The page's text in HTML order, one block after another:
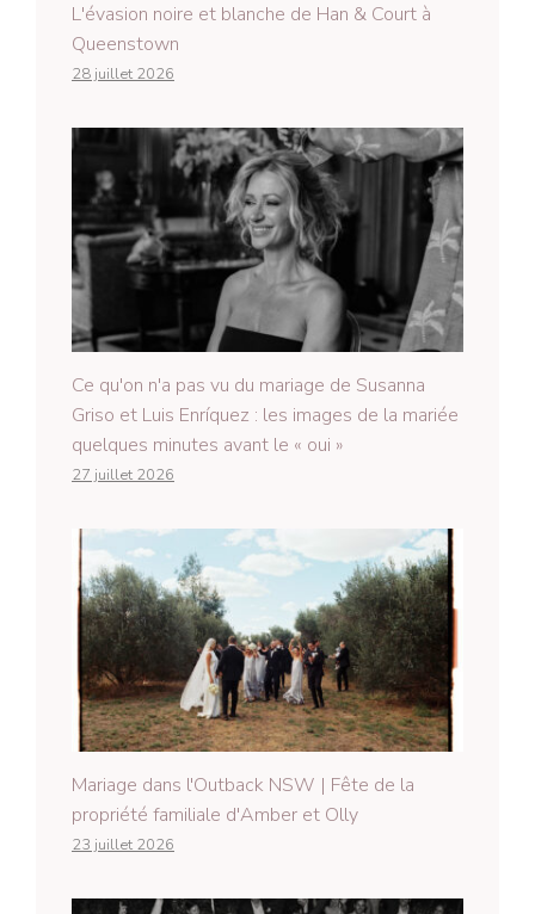
L'évasion noire et blanche de Han & Court à
Queenstown
28 juillet 2026
Ce qu'on n'a pas vu du mariage de Susanna
Griso et Luis Enríquez : les images de la mariée
quelques minutes avant le « oui »
27 juillet 2026
Mariage dans l'Outback NSW | Fête de la
propriété familiale d'Amber et Olly
23 juillet 2026